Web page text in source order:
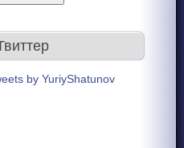
by YuriyShatunov